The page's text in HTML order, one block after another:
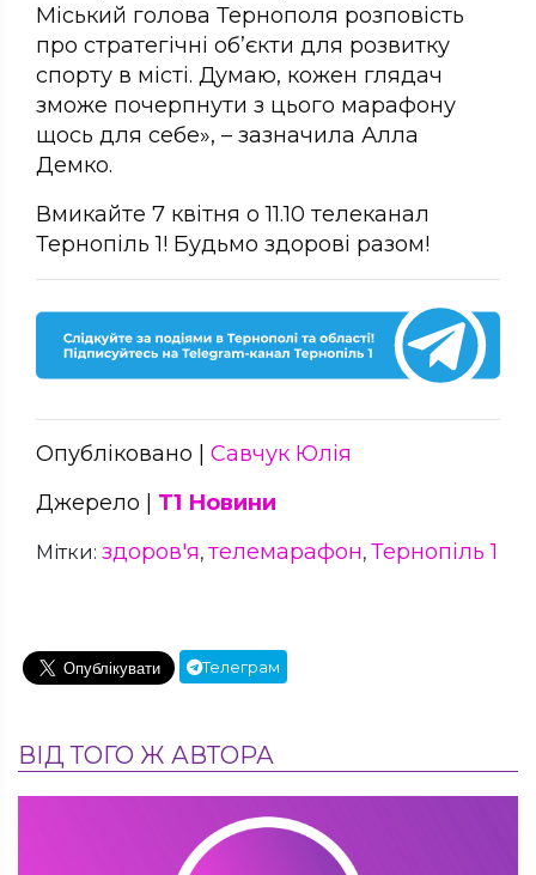
Міський голова Тернополя розповість
про стратегічні об’єкти для розвитку
спорту в місті. Думаю, кожен глядач
зможе почерпнути з цього марафону
щось для себе», – зазначила Алла
Демко.
Вмикайте 7 квітня о 11.10 телеканал
Тернопіль 1! Будьмо здорові разом!
Опубліковано | Савчук Юлія
Джерело | Т1 Новини
Мітки: здоров'я, телемарафон, Тернопіль 1
Телеграм
ВІД ТОГО Ж АВТОРА